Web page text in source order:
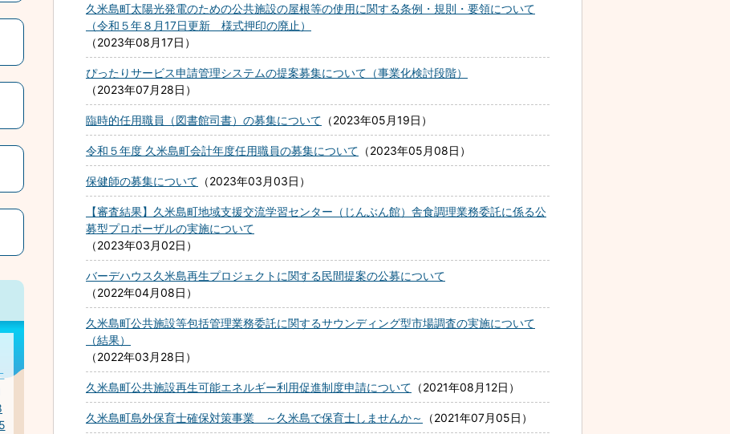
久米島町太陽光発電のための公共施設の屋根等の使用に関する条例・規則・要領について
（令和５年８月17日更新 様式押印の廃止）
2023年08月17日
ぴったりサービス申請管理システムの提案募集について（事業化検討段階）
2023年07月28日
臨時的任用職員（図書館司書）の募集について 2023年05月19日
令和５年度 久米島町会計年度任用職員の募集について 2023年05月08日
保健師の募集について 2023年03月03日
【審査結果】久米島町地域支援交流学習センター（じんぶん館）舎食調理業務委託に係る公
募型プロポーザルの実施について
2023年03月02日
バーデハウス久米島再生プロジェクトに関する民間提案の公募について
2022年04月08日
久米島町公共施設等包括管理業務委託に関するサウンディング型市場調査の実施について
（結果）
2022年03月28日
久米島町公共施設再生可能エネルギー利用促進制度申請について 2021年08月12日
久米島町島外保育士確保対策事業 ～久米島で保育士しませんか～ 2021年07月05日